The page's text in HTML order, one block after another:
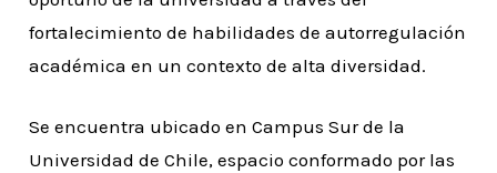
fortalecimiento de habilidades de autorregulación
académica en un contexto de alta diversidad.
Se encuentra ubicado en Campus Sur de la
Universidad de Chile, espacio conformado por las